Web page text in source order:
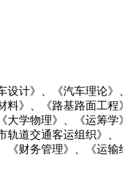
计》、《汽车理论
》、《路基路面工
学物理》、《运筹
道交通客运组织》
财务管理》、《运